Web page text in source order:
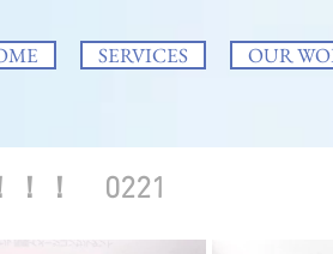
SERVICES OUR
！！ 0221